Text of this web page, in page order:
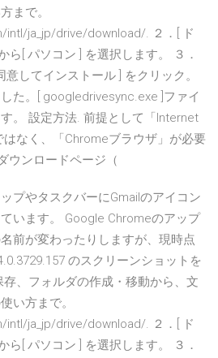
まで。
ja_jp/drive/download/. ２．[ ド
ら[ パソコン ] を選択します。 ３．
してインストール ] をクリック。
た。[ googledrivesync.exe ]ファイ
。 設定方法. 前提として「Internet
なく、「Chromeブラウザ」が必要
ウンロードページ（
プやタスクバーにGmailのアイコン
います。 Google Chromeのアップ
前が変わったりしますが、現時点
のスクリーンショットを
、フォルダの作成・移動から、文
い方まで。
ja_jp/drive/download/. ２．[ ド
ら[ パソコン ] を選択します。 ３．